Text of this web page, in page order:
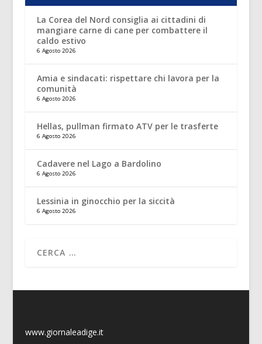
La Corea del Nord consiglia ai cittadini di
mangiare carne di cane per combattere il
caldo estivo
6 Agosto 2026
Amia e sindacati: rispettare chi lavora per la
comunità
6 Agosto 2026
Hellas, pullman firmato ATV per le trasferte
6 Agosto 2026
Cadavere nel Lago a Bardolino
6 Agosto 2026
Lessinia in ginocchio per la siccità
6 Agosto 2026
www.giornaleadige.it